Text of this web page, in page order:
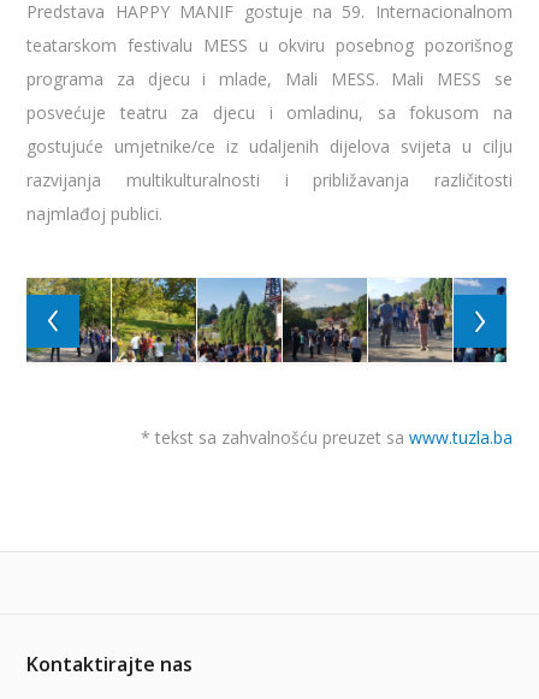
Predstava HAPPY MANIF gostuje na 59. Internacionalnom
teatarskom festivalu MESS u okviru posebnog pozorišnog
programa za djecu i mlade, Mali MESS. Mali MESS se
posvećuje teatru za djecu i omladinu, sa fokusom na
gostujuće umjetnike/ce iz udaljenih dijelova svijeta u cilju
razvijanja multikulturalnosti i približavanja različitosti
najmlađoj publici.
* tekst sa zahvalnošću preuzet sa www.tuzla.ba
Kontaktirajte nas